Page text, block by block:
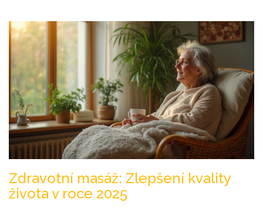
Zdravotní masáž: Zlepšení kvality
života v roce 2025